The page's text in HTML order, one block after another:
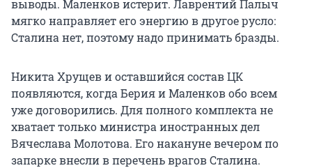
выводы. Маленков истерит. Лаврентий Палыч
мягко направляет его энергию в другое русло:
Сталина нет, поэтому надо принимать бразды.
Никита Хрущев и оставшийся состав ЦК
появляются, когда Берия и Маленков обо всем
уже договорились. Для полного комплекта не
хватает только министра иностранных дел
Вячеслава Молотова. Его накануне вечером по
запарке внесли в перечень врагов Сталина.